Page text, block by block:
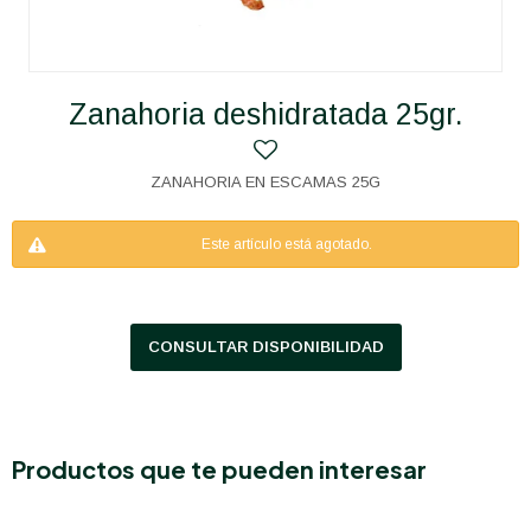
Zanahoria deshidratada 25gr.
ZANAHORIA EN ESCAMAS 25G
Este artículo está agotado.
CONSULTAR DISPONIBILIDAD
Productos que te pueden interesar